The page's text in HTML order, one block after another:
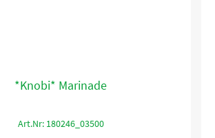
*Knobi* Marinade
Art.Nr: 180246_03500